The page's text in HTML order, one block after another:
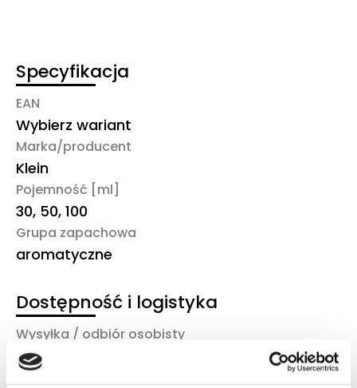
Specyfikacja
EAN
Wybierz wariant
Marka/producent
Klein
Pojemność [ml]
30, 50, 100
Grupa zapachowa
aromatyczne
Dostępność i logistyka
Wysyłka / odbiór osobisty
Kurier DHL, Paczkomat InPost, odiór osobisty
Czas realizacji